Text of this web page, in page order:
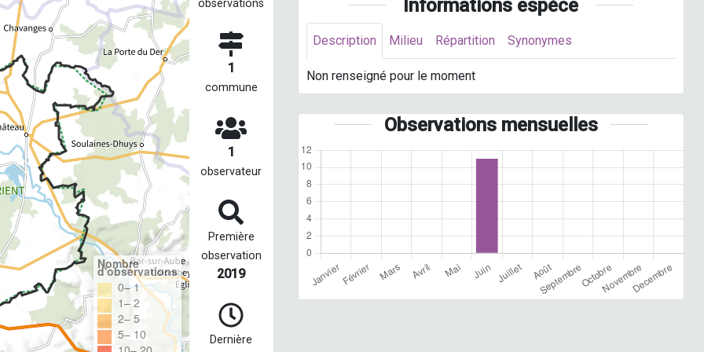
Nombre
d'observations
0– 1
1– 2
2– 5
5– 10
observations
1
commune
1
observateur
Première
observation
2019
Dernière
Informations espèce
Description Milieu Répartition Synonymes
Non renseigné pour le moment
Observations mensuelles